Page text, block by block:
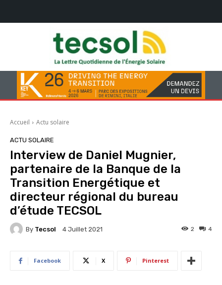
Accueil Actu solaire
ACTU SOLAIRE
Interview de Daniel Mugnier,
partenaire de la Banque de la
Transition Energétique et
directeur régional du bureau
d’étude TECSOL
By Tecsol 4 Juillet 2021 4
2
Facebook X Pinterest